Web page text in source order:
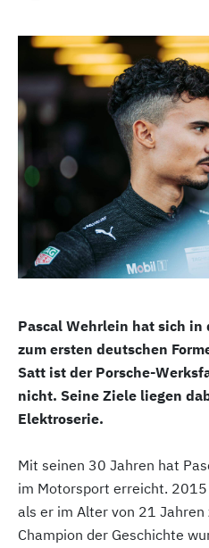
Pascal Wehrlein hat sich in
zum ersten deutschen
Satt ist der Porsche-
nicht. Seine Ziele liegen
Elektroserie.
Mit seinen 30 Jahren hat
im Motorsport erreicht. 2015
als er im Alter von 21 Jahren
Champion der Geschichte